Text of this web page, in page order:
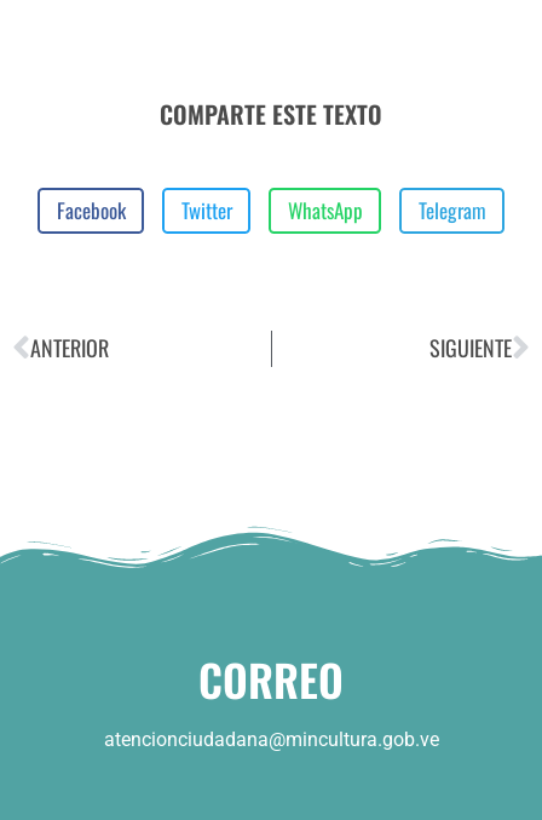
COMPARTE ESTE TEXTO
Facebook Twitter WhatsApp Telegram
ANTERIOR SIGUIENTE
CORREO
atencionciudadana@mincultura.gob.ve